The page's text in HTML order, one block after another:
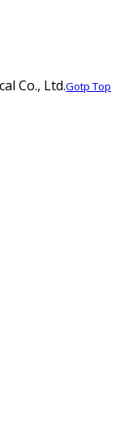
Co., Ltd.Gotp Top